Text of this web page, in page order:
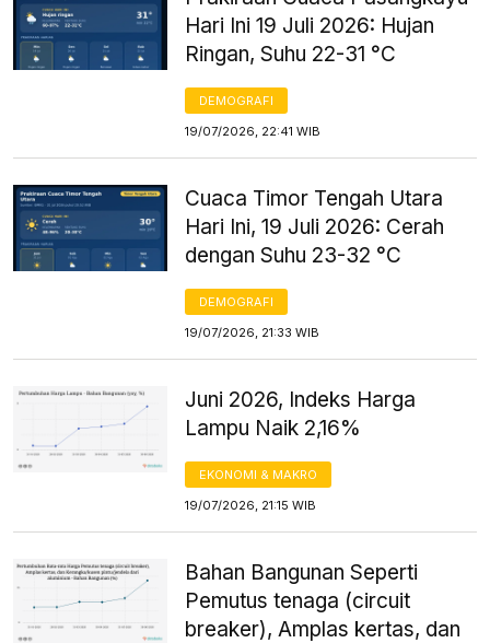
Hari Ini 19 Juli 2026: Hujan
Ringan, Suhu 22-31 °C
DEMOGRAFI
19/07/2026, 22:41 WIB
Cuaca Timor Tengah Utara
Hari Ini, 19 Juli 2026: Cerah
dengan Suhu 23-32 °C
DEMOGRAFI
19/07/2026, 21:33 WIB
Juni 2026, Indeks Harga
Lampu Naik 2,16%
EKONOMI & MAKRO
19/07/2026, 21:15 WIB
Bahan Bangunan Seperti
Pemutus tenaga (circuit
breaker), Amplas kertas, dan